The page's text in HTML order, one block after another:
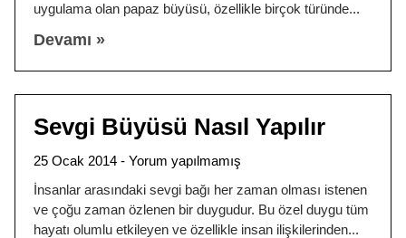
uygulama olan papaz büyüsü, özellikle birçok türünde
Devamı »
Sevgi Büyüsü Nasıl Yapılır
25 Ocak 2014
Yorum yapılmamış
İnsanlar arasındaki sevgi bağı her zaman olması istenen
ve çoğu zaman özlenen bir duygudur. Bu özel duygu tüm
hayatı olumlu etkileyen ve özellikle insan ilişkilerinden